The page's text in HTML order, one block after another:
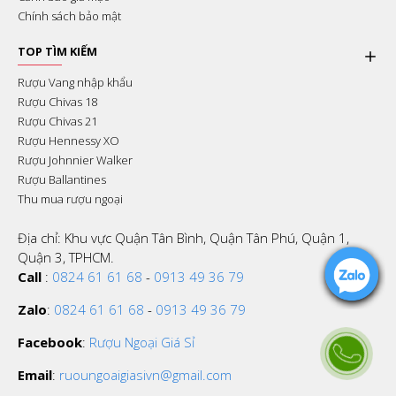
Chính sách bảo mật
TOP TÌM KIẾM
Rượu Vang nhập khẩu
Rượu Chivas 18
Rượu Chivas 21
Rượu Hennessy XO
Rượu Johnnier Walker
Rượu Ballantines
Thu mua rượu ngoại
Địa chỉ: Khu vực Quận Tân Bình, Quận Tân Phú, Quận 1,
Quận 3, TPHCM.
Call : 0824 61 61 68 - 0913 49 36 79
Zalo: 0824 61 61 68 - 0913 49 36 79
Facebook: Rượu Ngoại Giá Sỉ
Email: ruoungoaigiasivn@gmail.com